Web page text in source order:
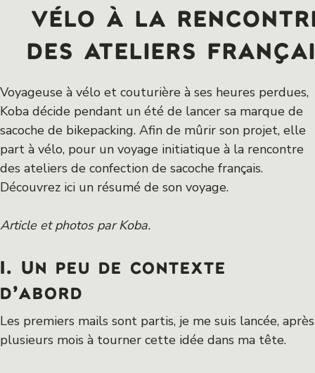
vélo à la
des ateliers
Voyageuse à vélo et couturière à ses heures perdues,
Koba décide pendant un été de lancer sa marque de
sacoche de bikepacking. Afin de mûrir son projet, elle
part à vélo, pour un voyage initiatique à la rencontre
des ateliers de confection de sacoche français.
Découvrez ici un résumé de son voyage.
Article et photos par Koba.
I. Un peu de contexte
d’abord
Les premiers mails sont partis, je me suis lancée, après
plusieurs mois à tourner cette idée dans ma tête.